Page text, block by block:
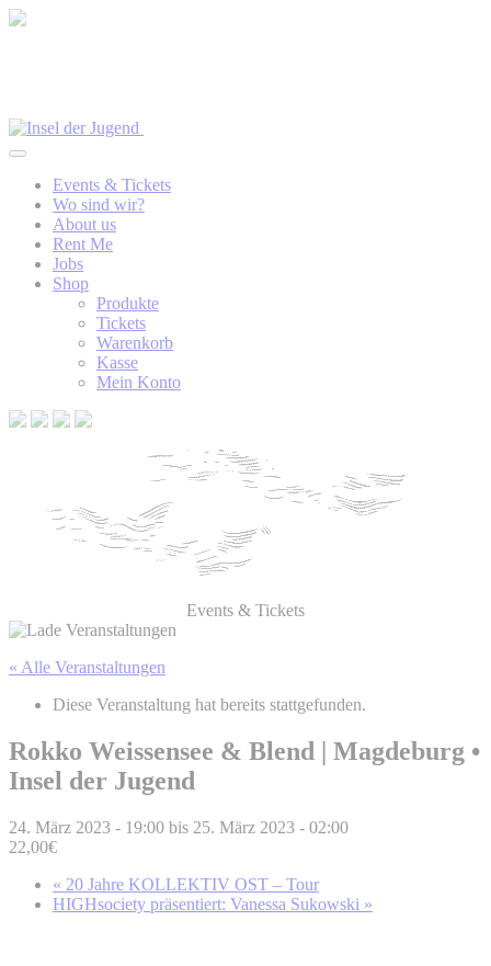
Events & Tickets
Wo sind wir?
About us
Rent Me
Jobs
Shop
Produkte
Tickets
Warenkorb
Kasse
Mein Konto
Events & Tickets
« Alle Veranstaltungen
Diese Veranstaltung hat bereits stattgefunden.
Rokko Weissensee & Blend | Magdeburg •
Insel der Jugend
24. März 2023 - 19:00 bis 25. März 2023 - 02:00
22,00€
« 20 Jahre KOLLEKTIV OST – Tour
HIGHsociety präsentiert: Vanessa Sukowski »